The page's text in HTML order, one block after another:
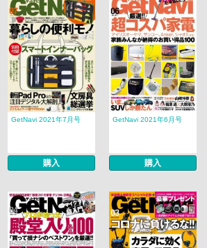
GetNavi 2021年7月号
購入
GetNavi 2021年6月号
購入